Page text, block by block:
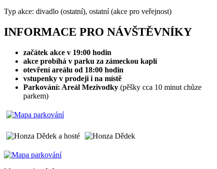
Typ akce: divadlo (ostatní), ostatní (akce pro veřejnost)
INFORMACE PRO NÁVŠTĚVNÍKY
začátek akce v 19:00 hodin
akce probíhá v parku za zámeckou kaplí
otevření areálu od 18:00 hodin
vstupenky v prodeji i na místě
Parkování: Areál Mezivodky (pěšky cca 10 minut chůze
parkem)